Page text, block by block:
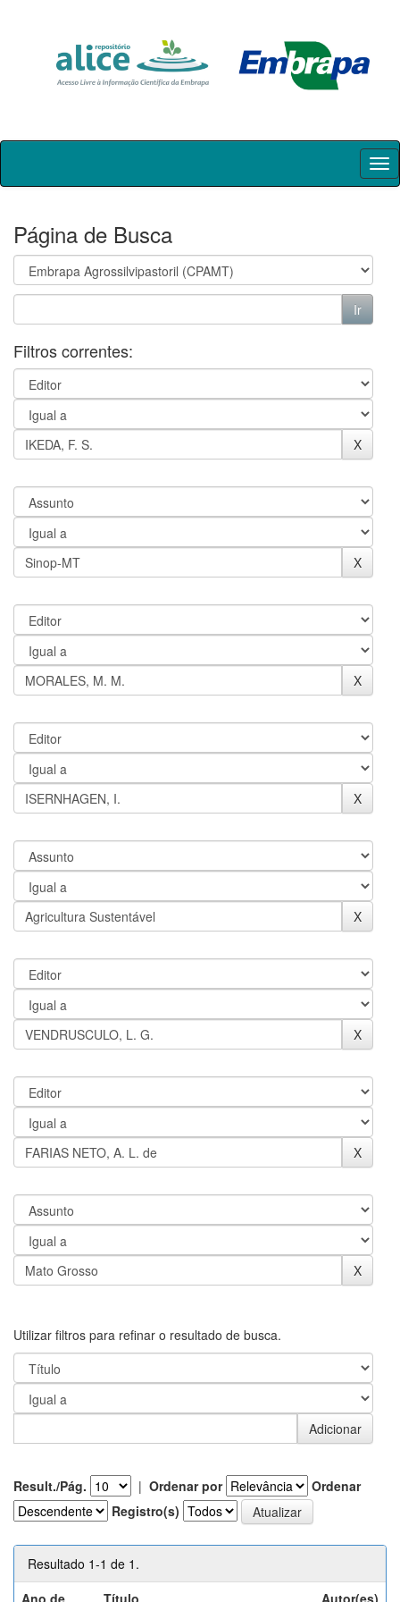
Skip
Página de Busca
Filtros correntes:
Utilizar filtros para refinar o resultado de busca.
Result./Pág. | Ordenar por
Ordenar
Registro(s)
Resultado 1-1 de 1.
Ano de
Título Autor(es)